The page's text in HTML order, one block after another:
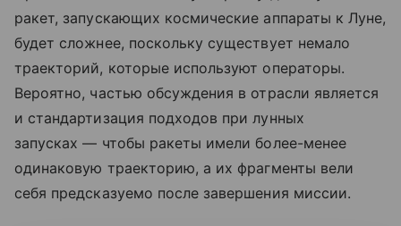
ракет, запускающих космические аппараты к Луне,
будет сложнее, поскольку существует немало
траекторий, которые используют операторы.
Вероятно, частью обсуждения в отрасли является
и стандартизация подходов при лунных
запусках — чтобы ракеты имели более-менее
одинаковую траекторию, а их фрагменты вели
себя предсказуемо после завершения миссии.